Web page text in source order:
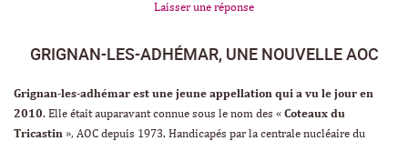
Laisser une réponse
GRIGNAN-LES-ADHÉMAR, UNE NOUVELLE AOC
Grignan-les-adhémar est une jeune appellation qui a vu le jour en
2010. Elle était auparavant connue sous le nom des « Coteaux du
Tricastin », AOC depuis 1973. Handicapés par la centrale nucléaire du